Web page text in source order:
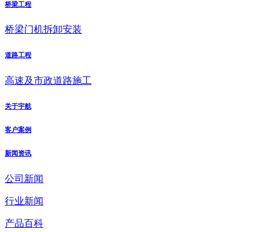
桥梁工程
桥梁门机拆卸安装
道路工程
高速及市政道路施工
关于宇航
客户案例
新闻资讯
公司新闻
行业新闻
产品百科